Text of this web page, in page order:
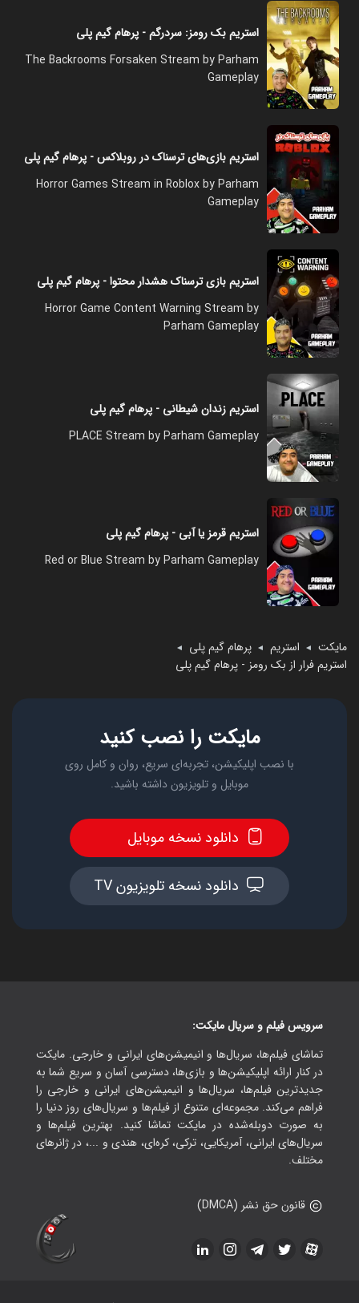
استریم بک رومز: سردرگم - پرهام گیم پلی
The Backrooms Forsaken Stream by Parham
Gameplay
استریم بازی‌های ترسناک در روبلاکس - پرهام گیم پلی
Horror Games Stream in Roblox by Parham
Gameplay
استریم بازی ترسناک هشدار محتوا - پرهام گیم پلی
Horror Game Content Warning Stream by
Parham Gameplay
استریم زندان شیطانی - پرهام گیم پلی
PLACE Stream by Parham Gameplay
استریم قرمز یا آبی - پرهام گیم پلی
Red or Blue Stream by Parham Gameplay
مایکت ◄ استریم ◄ پرهام گیم پلی ◄
استریم فرار از بک رومز - پرهام گیم پلی
مایکت را نصب کنید
با نصب اپلیکیشن، تجربه‌ای سریع، روان و کامل روی
موبایل و تلویزیون داشته باشید.
دانلود نسخه موبایل
دانلود نسخه تلویزیون TV
سرویس فیلم و سریال مایکت:
تماشای فیلم‌ها، سریال‌ها و انیمیشن‌های ایرانی و خارجی. مایکت
در کنار ارائه اپلیکیشن‌ها و بازی‌ها، دسترسی آسان و سریع شما به
جدیدترین فیلم‌ها، سریال‌ها و انیمیشن‌های ایرانی و خارجی را
فراهم می‌کند. مجموعه‌ای متنوع از فیلم‌ها و سریال‌های روز دنیا را
به صورت دوبله‌شده در مایکت تماشا کنید. بهترین فیلم‌ها و
سریال‌های ایرانی، آمریکایی، ترکی، کره‌ای، هندی و ...، در ژانرهای
مختلف.
قانون حق نشر (DMCA)